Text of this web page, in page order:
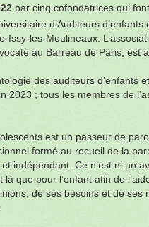
par cinq cofondatrices qui
d’Auditeurs d’enfants
Issy-les-Moulineaux.
au Barreau de Paris, est
des auditeurs d’enfants
2023 ; tous les membres de
est un passeur de
formé au recueil de la
indépendant. Ce n’est ni un
que pour l’enfant afin de
de ses besoins et de ses